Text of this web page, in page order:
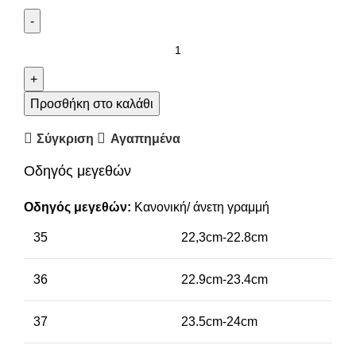
Προσθήκη στο καλάθι
Σύγκριση Αγαπημένα
Οδηγός μεγεθών
Οδηγός μεγεθών: Κανονική/ άνετη γραμμή
35 22,3cm-22.8cm
36 22.9cm-23.4cm
37 23.5cm-24cm